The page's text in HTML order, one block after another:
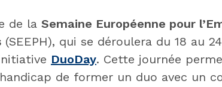
de la Semaine Européenne pour
(SEEPH), qui se déroulera du 18 au
DuoDay. Cette journée
de former un duo avec un